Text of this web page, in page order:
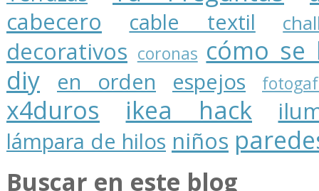
cabecero
cable textil
decorativos coronas cómo se
diy
en orden espejos
x4duros ikea hack
lámpara de hilos niños
Buscar en este blog